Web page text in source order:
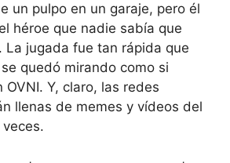
un pulpo en un garaje, pero él
héroe que nadie sabía que
La jugada fue tan rápida que
quedó mirando como si
OVNI. Y, claro, las redes
llenas de memes y vídeos del